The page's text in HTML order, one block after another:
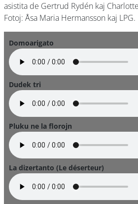
asistita de Gertrud Rydén kaj
Fotoj: Åsa Maria Hermansson kaj LPG.
Domoarigato
Dudek tri
Pluku ne la florojn
La dizertanto (Le déserteur)